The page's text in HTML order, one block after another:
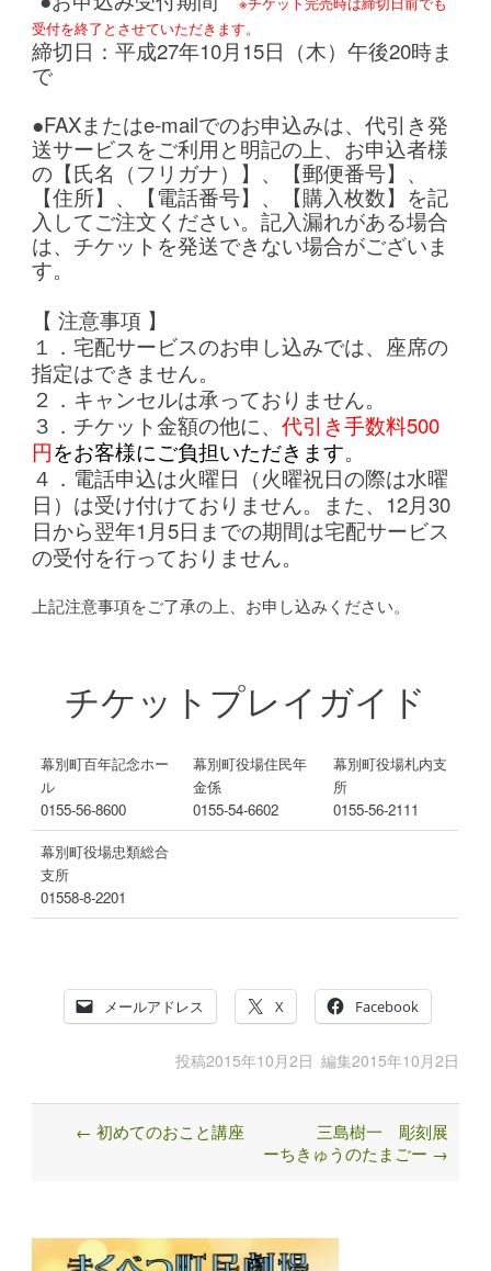
受付を終了とさせていただきます。
締切日：平成27年10月15日（木）午後20時ま
で
●FAXまたはe-mailでのお申込みは、代引き発
送サービスをご利用と明記の上、お申込者様
の【氏名（フリガナ）】、【郵便番号】、
【住所】、【電話番号】、【購入枚数】を記
入してご注文ください。記入漏れがある場合
は、チケットを発送できない場合がございま
す。
【 注意事項 】
１．宅配サービスのお申し込みでは、座席の
指定はできません。
２．キャンセルは承っておりません。
３．チケット金額の他に、代引き手数料500
円をお客様にご負担いただきます。
４．電話申込は火曜日（火曜祝日の際は水曜
日）は受け付けておりません。また、12月30
日から翌年1月5日までの期間は宅配サービス
の受付を行っておりません。
上記注意事項をご了承の上、お申し込みください。
チケットプレイガイド
幕別町百年記念ホー
ル
0155-56-8600
幕別町役場住民年
金係
0155-54-6602
幕別町役場札内支
所
0155-56-2111
幕別町役場忠類総合
支所
01558-8-2201
メールアドレス X Facebook
投稿2015年10月2日 編集2015年10月2日
Post
← 初めてのおこと講座
三島樹一 彫刻展
ーちきゅうのたまごー →